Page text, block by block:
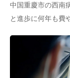
中国重慶市の西南
と進歩に何年も費